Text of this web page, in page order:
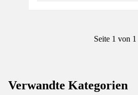
Seite 1 von 1
Verwandte Kategorien